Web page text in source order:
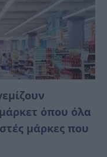
όπου όλα
μάρκες που